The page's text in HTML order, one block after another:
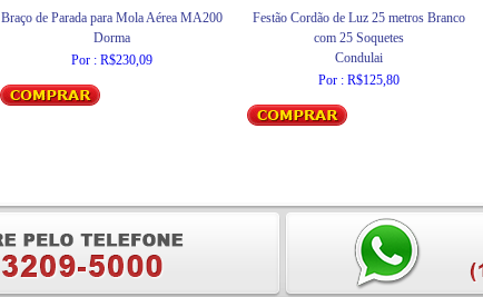
Braço de Parada para Mola Aérea MA200
Dorma
Por : R$230,09
Festão Cordão de Luz 25 metros Branco
com 25 Soquetes
Condulai
Por : R$125,80